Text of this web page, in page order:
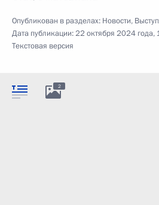
Опубликован в разделах: Новости,
Дата публикации:22 октября 2024 года,
Текстовая версия
2